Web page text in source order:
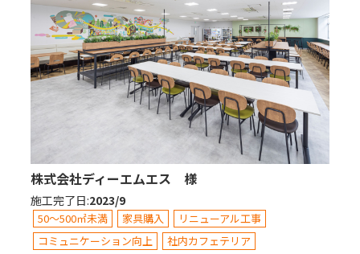
株式会社ディーエムエス 様
施工完了日:2023/9
50～500㎡未満 家具購入
リニューアル工事
コミュニケーション向上
社内カフェテリア